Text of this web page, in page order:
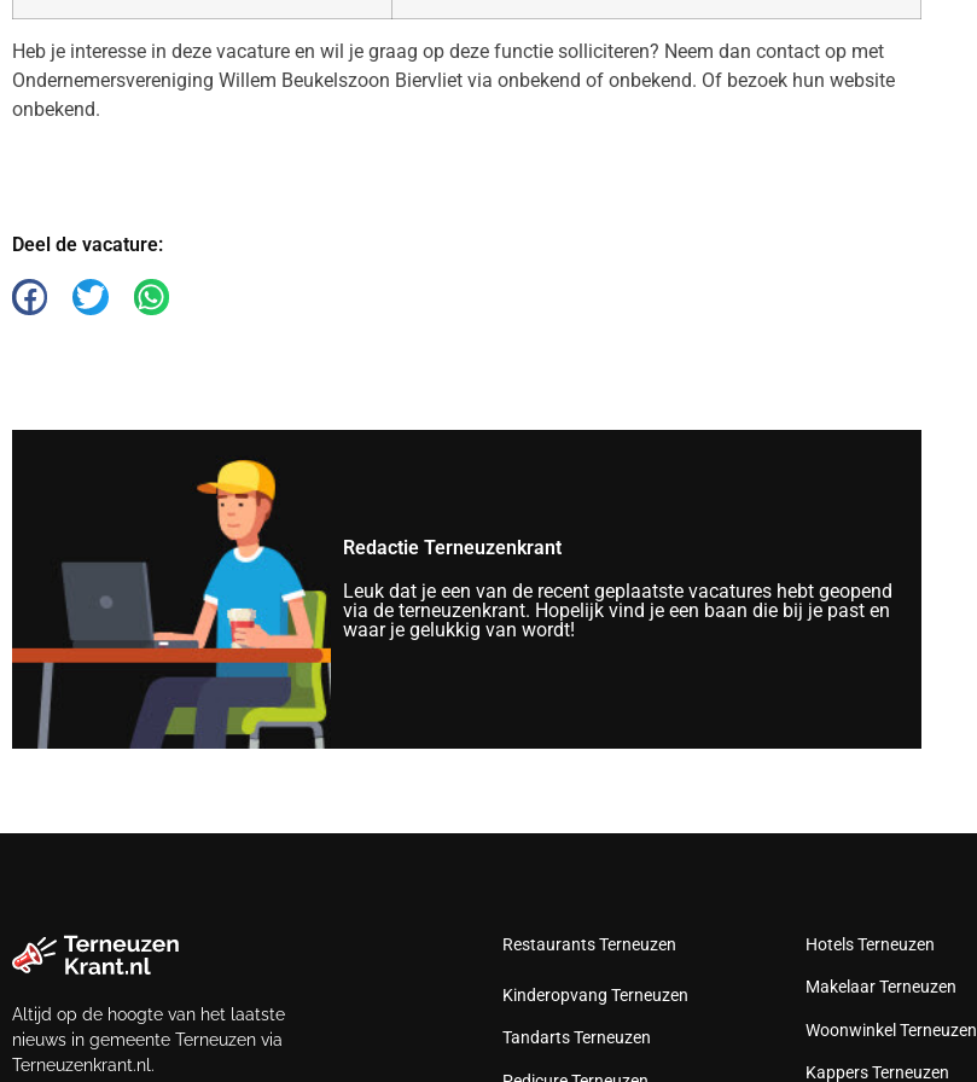
Heb je interesse in deze vacature en wil je graag op deze functie solliciteren? Neem dan contact op met
Ondernemersvereniging Willem Beukelszoon Biervliet via onbekend of onbekend. Of bezoek hun website
onbekend.
Deel de vacature:
Redactie Terneuzenkrant
Leuk dat je een van de recent geplaatste vacatures hebt geopend
via de terneuzenkrant. Hopelijk vind je een baan die bij je past en
waar je gelukkig van wordt!
Altijd op de hoogte van het laatste
nieuws in gemeente Terneuzen via
Terneuzenkrant.nl.
Restaurants Terneuzen
Kinderopvang Terneuzen
Tandarts Terneuzen
Hotels Terneuzen
Makelaar Terneuzen
Woonwinkel Terneuzen
Kappers Terneuzen